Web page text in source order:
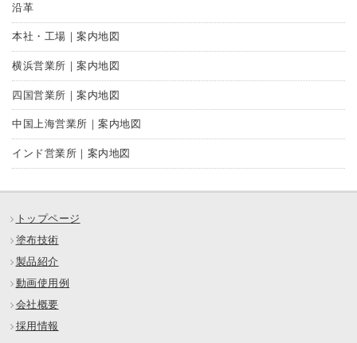
沿革
本社・工場｜案内地図
横浜営業所｜案内地図
四国営業所｜案内地図
中国上海営業所｜案内地図
インド営業所｜案内地図
トップページ
塗布技術
製品紹介
動画使用例
会社概要
採用情報